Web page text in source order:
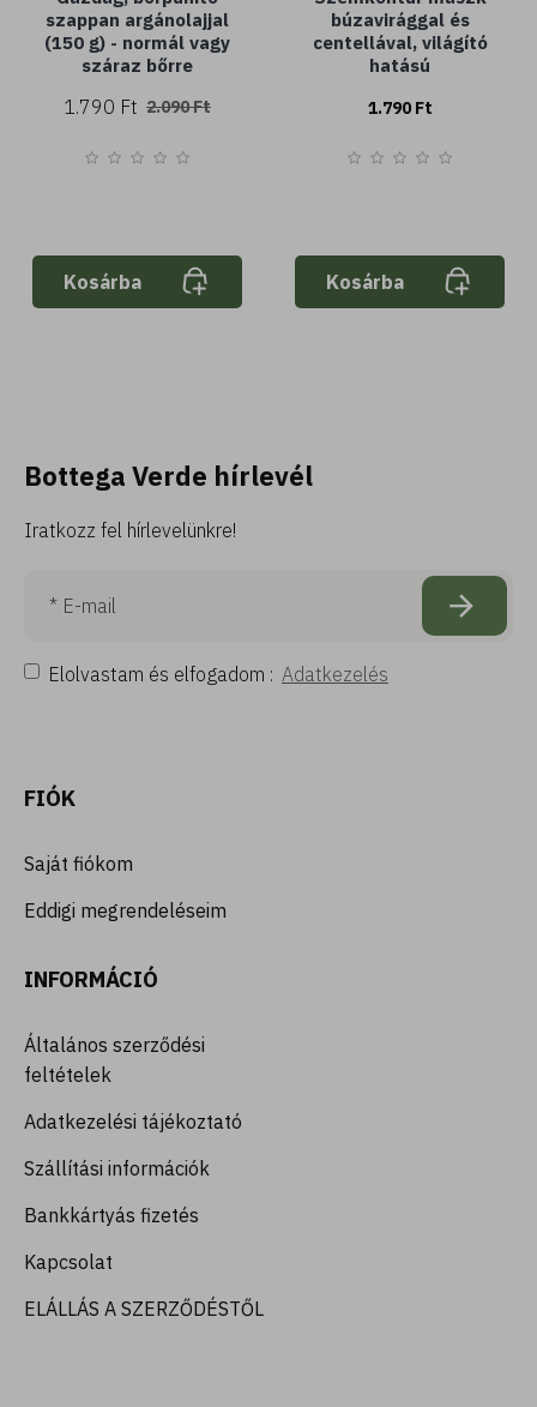
szappan argánolajjal
(150 g) - normál vagy
száraz bőrre
1.790 Ft 2.090 Ft
Kosárba
búzavirággal és
centellával, világító
hatású
1.790 Ft
Kosárba
Bottega Verde hírlevél
Iratkozz fel hírlevelünkre!
Elolvastam és elfogadom : Adatkezelés
FIÓK
Saját fiókom
Eddigi megrendeléseim
INFORMÁCIÓ
Általános szerződési
feltételek
Adatkezelési tájékoztató
Szállítási információk
Bankkártyás fizetés
Kapcsolat
ELÁLLÁS A SZERZŐDÉSTŐL